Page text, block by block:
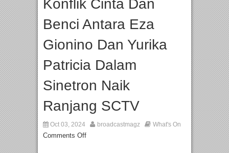
UI dan Universitas Agung Podomoro Jalin Kerja Sama Pendidikan dan Riset
Konflik Cinta Dan
Benci Antara Eza
Gionino Dan Yurika
Patricia Dalam
Sinetron Naik
Ranjang SCTV
Oct 03, 2024 broadcastmagz What's On
Comments Off